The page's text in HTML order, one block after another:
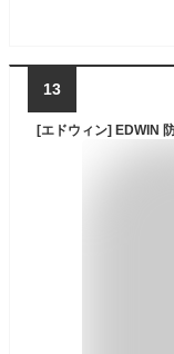
13